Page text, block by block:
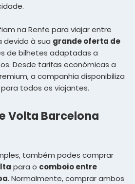
na Renfe para viajar entre
devido à sua grande oferta de
de bilhetes adaptadas a
Desde tarifas económicas a
a companhia disponibiliza
todos os viajantes.
Volta Barcelona
também podes comprar
para o comboio entre
. Normalmente, comprar ambos